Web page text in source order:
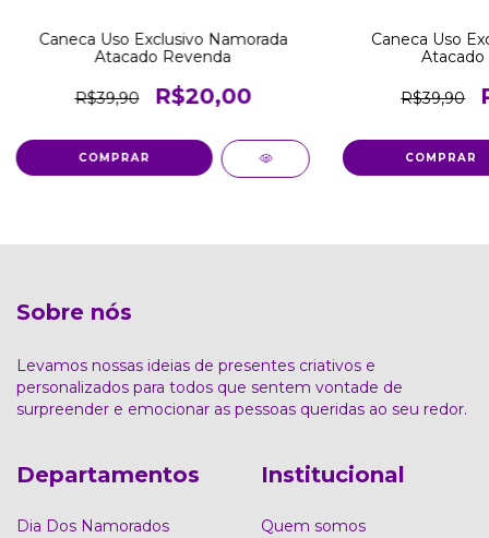
Caneca Uso Exclusivo Namorada
Atacado Revenda
R$39,90 R$20,00
COMPRAR
Caneca Uso
Atacado
R$39,90
COMPRAR
Sobre nós
Levamos nossas ideias de presentes criativos e
personalizados para todos que sentem vontade de
surpreender e emocionar as pessoas queridas ao seu redor.
Departamentos
Dia Dos Namorados
Institucional
Quem somos